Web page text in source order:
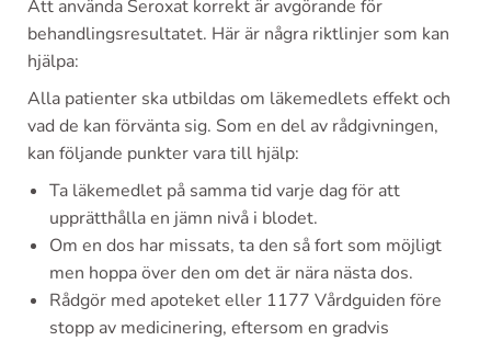
Att använda Seroxat korrekt är avgörande för
behandlingsresultatet. Här är några riktlinjer som kan
hjälpa:
Alla patienter ska utbildas om läkemedlets effekt och
vad de kan förvänta sig. Som en del av rådgivningen,
kan följande punkter vara till hjälp:
Ta läkemedlet på samma tid varje dag för att
upprätthålla en jämn nivå i blodet.
Om en dos har missats, ta den så fort som möjligt
men hoppa över den om det är nära nästa dos.
Rådgör med apoteket eller 1177 Vårdguiden före
stopp av medicinering, eftersom en gradvis